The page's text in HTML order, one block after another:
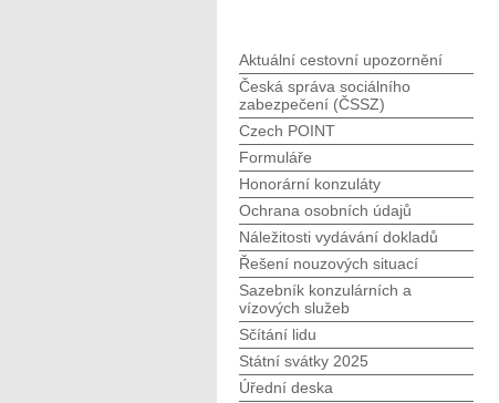
Aktuální cestovní upozornění
Česká správa sociálního
zabezpečení (ČSSZ)
Czech POINT
Formuláře
Honorární konzuláty
Ochrana osobních údajů
Náležitosti vydávání dokladů
Řešení nouzových situací
Sazebník konzulárních a
vízových služeb
Sčítání lidu
Státní svátky 2025
Úřední deska